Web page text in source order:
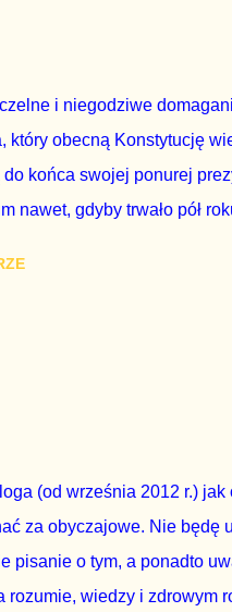
Bardzo to małe i smutne
i niegodziwe
który obecną Konstytucję
do końca swojej ponurej
nawet, gdyby trwało pół
partia rządząca, ani
zgodnie z wolą Dudy,
reguły demokraty
(od września 2012 r.)
za obyczajowe. Nie będę
pisanie o tym, a ponadto
rozumie, wiedzy i zdrowym